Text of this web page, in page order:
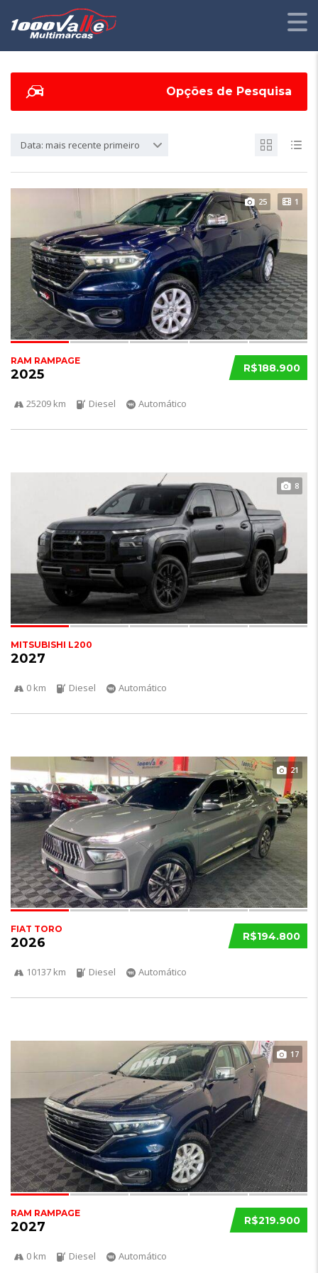
Opções de Pesquisa
Data: mais recente primeiro
25 1
R$188.900
RAM RAMPAGE
2025
25209 km Diesel Automático
8
MITSUBISHI L200
2027
0 km Diesel Automático
21
R$194.800
FIAT TORO
2026
10137 km Diesel Automático
17
R$219.900
RAM RAMPAGE
2027
0 km Diesel Automático